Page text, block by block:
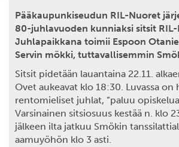
Pääkaupunkiseudun RIL-Nuoret
80-juhlavuoden kunniaksi sitsit
Juhlapaikkana toimii Espoon
Servin mökki, tuttavallisemmin
Sitsit pidetään lauantaina 22.11.
Ovet aukeavat klo 18:30. Luvassa on
rentomieliset juhlat, ”paluu
Varsinainen sitsiosuus kestää n. klo
jälkeen ilta jatkuu Smökin
aamuyöhön klo 3 asti.